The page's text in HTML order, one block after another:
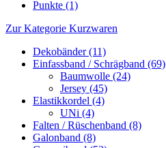
Punkte (1)
Zur Kategorie Kurzwaren
Dekobänder (11)
Einfassband / Schrägband (69)
Baumwolle (24)
Jersey (45)
Elastikkordel (4)
UNi (4)
Falten / Rüschenband (8)
Galonband (8)